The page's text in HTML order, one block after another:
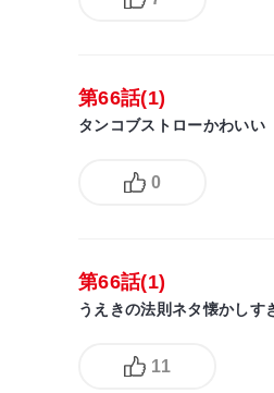
第66話(1)
タンコブストローかわいい
0
第66話(1)
うえきの法則ネタ懐かしす
11